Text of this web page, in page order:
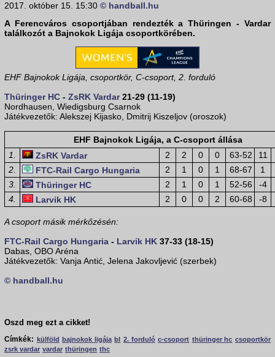
2017. október 15. 15:30 © handball.hu
A Ferencváros csoportjában rendezték a Thüringen - Vardar
találkozót a Bajnokok Ligája csoportkörében.
EHF Bajnokok Ligája, csoportkör, C-csoport, 2. forduló
Thüringer HC - ZsRK Vardar21-29 (11-19)
Nordhausen, Wiedigsburg Csarnok
Játékvezetők: Alekszej Kijasko, Dmitrij Kiszeljov (oroszok)
EHF Bajnokok Ligája, a C-csoport állása
1.
ZsRK Vardar 2 2 0 0 63-52
11
2.
FTC-Rail Cargo Hungaria 2 1 0 1 68-67
1
3.
Thüringer HC 2 1 0 1 52-56
-4
4.
Larvik HK 2 0 0 2 60-68 -8
A csoport másik mérkőzésén:
FTC-Rail Cargo Hungaria - Larvik HK 37-33 (18-15)
Dabas, OBO Aréna
Játékvezetők: Vanja Antić, Jelena Jakovljević (szerbek)
© handball.hu
Oszd meg ezt a cikket!
Címkék:
külföld bajnokok ligája bl 2. forduló c-csoport thüringer hc csoportkör
zsrk vardar vardar thüringen thc